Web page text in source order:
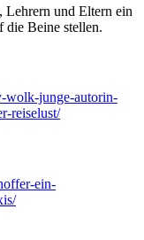
Lehrern und Eltern ein
die Beine stellen.
wolk-junge-autorin-
reiselust/
ein-